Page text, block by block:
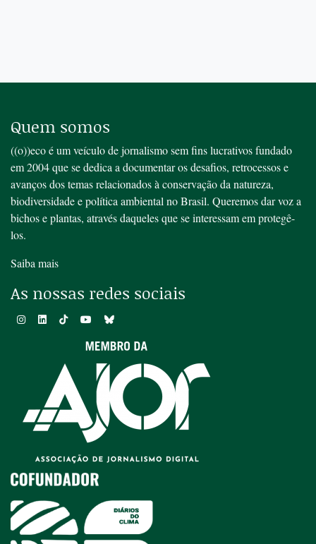
Quem somos
((o))eco é um veículo de jornalismo sem fins lucrativos fundado
em 2004 que se dedica a documentar os desafios, retrocessos e
avanços dos temas relacionados à conservação da natureza,
biodiversidade e política ambiental no Brasil. Queremos dar voz a
bichos e plantas, através daqueles que se interessam em protegê-
los.
Saiba mais
As nossas redes sociais